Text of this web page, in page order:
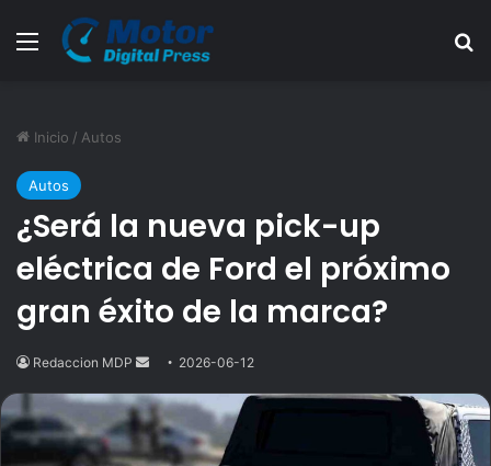
Menú
Inicio / Autos
Autos
¿Será la nueva pick-up
eléctrica de Ford el próximo
gran éxito de la marca?
Redaccion MDP
Send
email
2026-06-12